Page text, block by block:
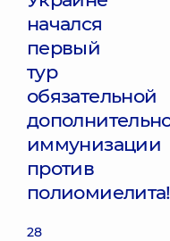
начался
первый
тур
обязательной
иммунизации
против
полиомиелита!
28